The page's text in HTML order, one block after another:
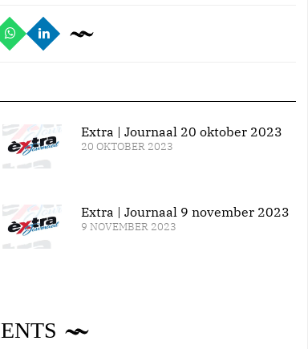
Extra | Journaal 20 oktober 2023
20 OKTOBER 2023
Extra | Journaal 9 november 2023
9 NOVEMBER 2023